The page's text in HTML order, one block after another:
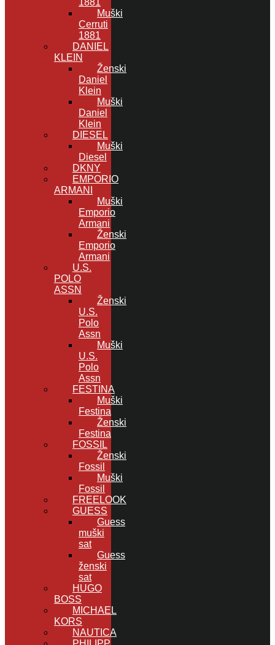
Muški
Cerruti
1881
DANIEL
KLEIN
Ženski
Daniel
Klein
Muški
Daniel
Klein
DIESEL
Muški
Diesel
DKNY
EMPORIO
ARMANI
Muški
Emporio
Armani
Ženski
Emporio
Armani
U.S.
POLO
ASSN
Ženski
U.S.
Polo
Assn
Muški
U.S.
Polo
Assn
FESTINA
Muški
Festina
Ženski
Festina
FOSSIL
Ženski
Fossil
Muški
Fossil
FREELOOK
GUESS
Guess
muški
sat
Guess
ženski
sat
HUGO
BOSS
MICHAEL
KORS
NAUTICA